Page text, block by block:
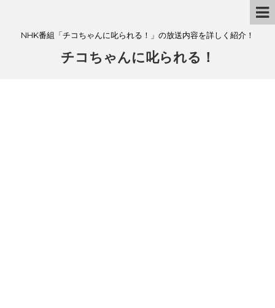
NHK番組「チコちゃんに叱られる！」の放送内容を詳しく紹介！
チコちゃんに叱られる！